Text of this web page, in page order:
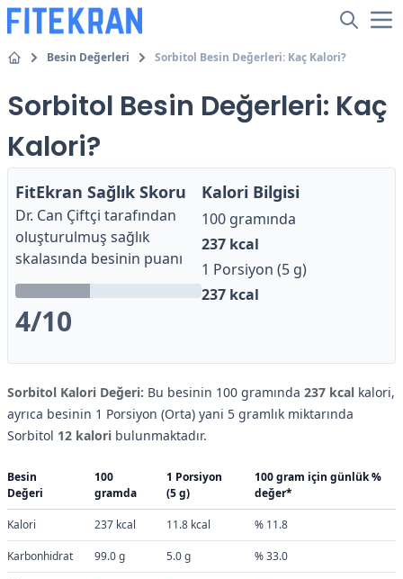
Besin Değerleri Sorbitol Besin Değerleri: Kaç Kalori?
Sorbitol Besin Değerleri: Kaç
Kalori?
FitEkran Sağlık Skoru
Dr. Can Çiftçi tarafından
oluşturulmuş sağlık
skalasında besinin puanı
4/10
Kalori Bilgisi
100 gramında
237 kcal
1 Porsiyon (5 g)
237 kcal
Sorbitol Kalori Değeri: Bu besinin 100 gramında 237 kcal kalori,
ayrıca besinin 1 Porsiyon (Orta) yani 5 gramlık miktarında
Sorbitol 12 kalori bulunmaktadır.
Besin
Değeri
100
gramda
1 Porsiyon
(5 g)
100 gram için günlük %
değer*
Kalori 237 kcal 11.8 kcal % 11.8
Karbonhidrat 99.0 g 5.0 g % 33.0